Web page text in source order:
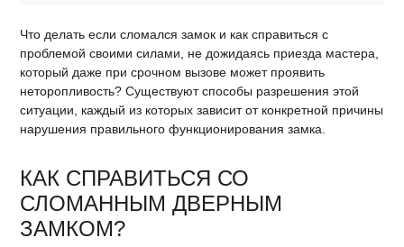
Что делать если сломался замок и как справиться с
проблемой своими силами, не дожидаясь приезда мастера,
который даже при срочном вызове может проявить
неторопливость? Существуют способы разрешения этой
ситуации, каждый из которых зависит от конкретной причины
нарушения правильного функционирования замка.
КАК СПРАВИТЬСЯ СО
СЛОМАННЫМ ДВЕРНЫМ
ЗАМКОМ?